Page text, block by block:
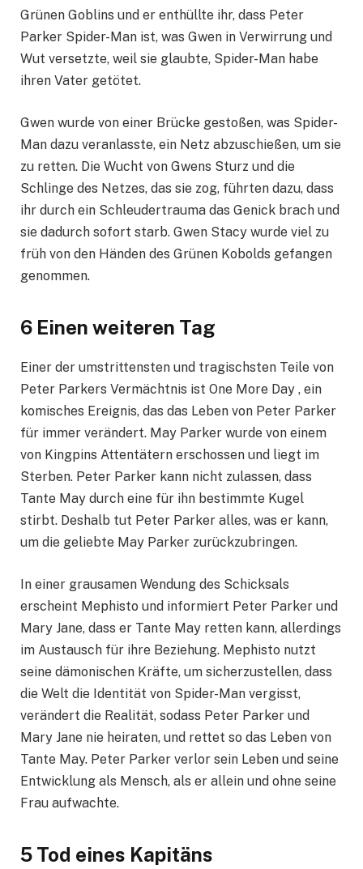
Grünen Goblins und er enthüllte ihr, dass Peter
Parker Spider-Man ist, was Gwen in Verwirrung und
Wut versetzte, weil sie glaubte, Spider-Man habe
ihren Vater getötet.
Gwen wurde von einer Brücke gestoßen, was Spider-
Man dazu veranlasste, ein Netz abzuschießen, um sie
zu retten. Die Wucht von Gwens Sturz und die
Schlinge des Netzes, das sie zog, führten dazu, dass
ihr durch ein Schleudertrauma das Genick brach und
sie dadurch sofort starb. Gwen Stacy wurde viel zu
früh von den Händen des Grünen Kobolds gefangen
genommen.
6 Einen weiteren Tag
Einer der umstrittensten und tragischsten Teile von
Peter Parkers Vermächtnis ist One More Day , ein
komisches Ereignis, das das Leben von Peter Parker
für immer verändert. May Parker wurde von einem
von Kingpins Attentätern erschossen und liegt im
Sterben. Peter Parker kann nicht zulassen, dass
Tante May durch eine für ihn bestimmte Kugel
stirbt. Deshalb tut Peter Parker alles, was er kann,
um die geliebte May Parker zurückzubringen.
In einer grausamen Wendung des Schicksals
erscheint Mephisto und informiert Peter Parker und
Mary Jane, dass er Tante May retten kann, allerdings
im Austausch für ihre Beziehung. Mephisto nutzt
seine dämonischen Kräfte, um sicherzustellen, dass
die Welt die Identität von Spider-Man vergisst,
verändert die Realität, sodass Peter Parker und
Mary Jane nie heiraten, und rettet so das Leben von
Tante May. Peter Parker verlor sein Leben und seine
Entwicklung als Mensch, als er allein und ohne seine
Frau aufwachte.
5 Tod eines Kapitäns